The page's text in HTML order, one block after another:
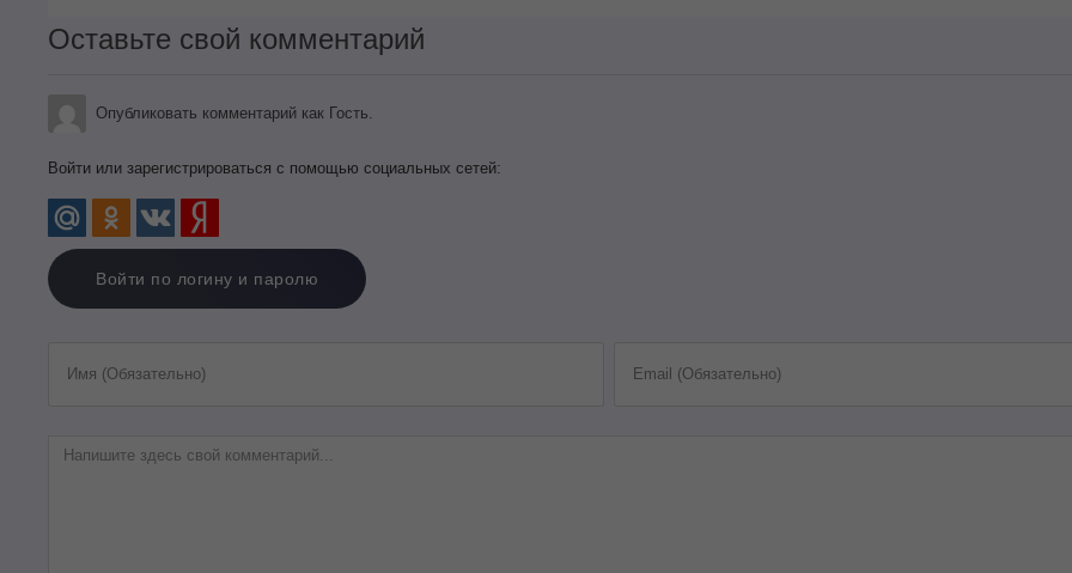
Оставьте свой комментарий
Опубликовать комментарий как Гость.
Войти или зарегистрироваться с помощью социальных сетей:
Войти по логину и паролю
Имя (Обязательно) Email (Обязательно)